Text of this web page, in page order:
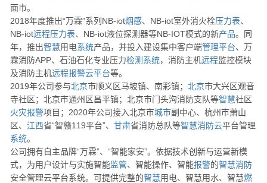
面市。
2018年度推出“万霖”系列NB-iot烟感、NB-iot室外消火栓压力表、
NB-iot远程压力表、NB-iot液位探测器等NB-IOT模式的新产品。同
年，推出智慧用电系统产品，并投入建设集中客户端管理平台、万
霖消防APP、石油石化专业压力检测 系统，消防主机远程监控模块
及消防主机远程报警云平台等。
2019年公司参与北京市顺义区马坡镇、南彩镇； 北京市大兴区观音
寺社区；北京市通州区昌平镇；北京市门头沟消防支队等智慧社区
火灾报警项目；2020年公司接入北京市城市副中心、杭州市萧山
区、 江西省“智赣119平台”、 甘肃省消防总队等智慧消防云平台管理
系统。
公司拥有自主品牌“万霖”、“智能家安”。依据技术创新与运营新模
式，为用户设计与实施智能监管、智能操作、智能报警的智慧消防
安全管理云平台系统。可提供完整的智慧用电、智慧用水、智慧燃